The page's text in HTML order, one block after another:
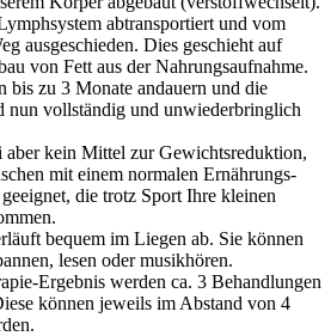
abtransportiert und vom
ausgeschieden. Dies geschieht auf
von Fett aus der Nahrungsaufnahme.
bis zu 3 Monate andauern und die
nun vollständig und unwiederbringlich
kein Mittel zur Gewichtsreduktion,
mit einem normalen Ernährungs-
die trotz Sport Ihre kleinen
bequem im Liegen ab. Sie können
lesen oder musikhören.
Ergebnis werden ca. 3 Behandlungen
können jeweils im Abstand von 4